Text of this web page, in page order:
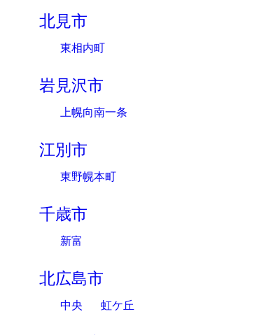
北見市
東相内町
岩見沢市
上幌向南一条
江別市
東野幌本町
千歳市
新富
北広島市
中央 虹ケ丘